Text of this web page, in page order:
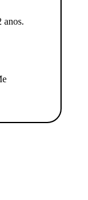
anos.